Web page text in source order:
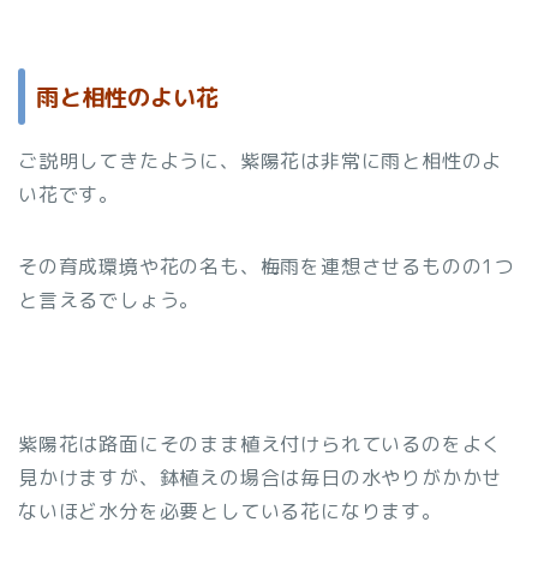
雨と相性のよい花
ご説明してきたように、紫陽花は非常に雨と相性のよ
い花です。
その育成環境や花の名も、梅雨を連想させるものの1つ
と言えるでしょう。
紫陽花は路面にそのまま植え付けられているのをよく
見かけますが、鉢植えの場合は毎日の水やりがかかせ
ないほど水分を必要としている花になります。